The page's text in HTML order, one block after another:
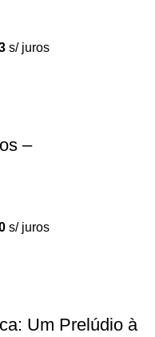
s/ juros
–
s/ juros
Um Prelúdio à